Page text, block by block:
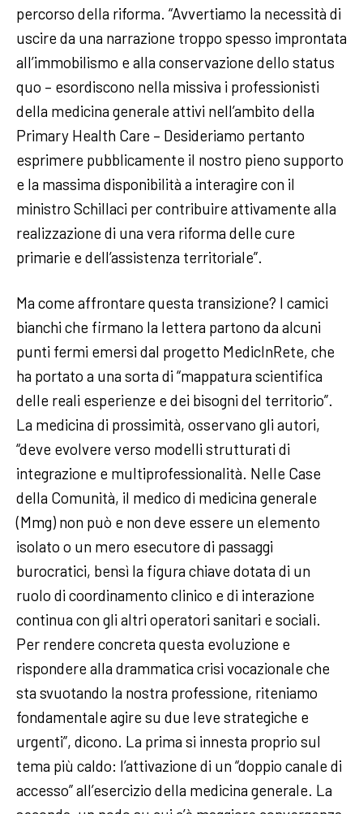
percorso della riforma. “Avvertiamo la necessità di
uscire da una narrazione troppo spesso improntata
all’immobilismo e alla conservazione dello status
quo – esordiscono nella missiva i professionisti
della medicina generale attivi nell’ambito della
Primary Health Care – Desideriamo pertanto
esprimere pubblicamente il nostro pieno supporto
e la massima disponibilità a interagire con il
ministro Schillaci per contribuire attivamente alla
realizzazione di una vera riforma delle cure
primarie e dell’assistenza territoriale”.
Ma come affrontare questa transizione? I camici
bianchi che firmano la lettera partono da alcuni
punti fermi emersi dal progetto MedicInRete, che
ha portato a una sorta di “mappatura scientifica
delle reali esperienze e dei bisogni del territorio”.
La medicina di prossimità, osservano gli autori,
“deve evolvere verso modelli strutturati di
integrazione e multiprofessionalità. Nelle Case
della Comunità, il medico di medicina generale
(Mmg) non può e non deve essere un elemento
isolato o un mero esecutore di passaggi
burocratici, bensì la figura chiave dotata di un
ruolo di coordinamento clinico e di interazione
continua con gli altri operatori sanitari e sociali.
Per rendere concreta questa evoluzione e
rispondere alla drammatica crisi vocazionale che
sta svuotando la nostra professione, riteniamo
fondamentale agire su due leve strategiche e
urgenti”, dicono. La prima si innesta proprio sul
tema più caldo: l’attivazione di un “doppio canale di
accesso” all’esercizio della medicina generale. La